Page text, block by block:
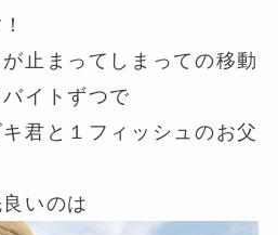
止まってしまっての移動
イトずつで
君と１フィッシュのお父
いのは